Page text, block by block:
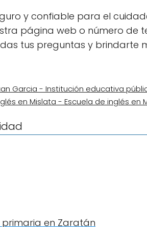
y confiable para el
página web o número de
tus preguntas y brindarte
Garcia - Institución educativa
en Mislata - Escuela de inglés en
primaria en Zaratán